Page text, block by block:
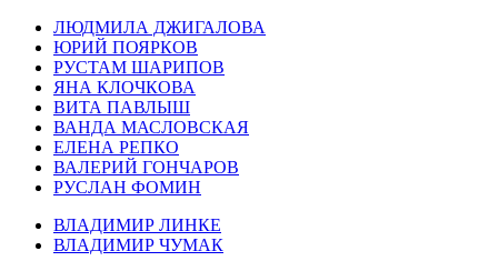
ЛЮДМИЛА ДЖИГАЛОВА
ЮРИЙ ПОЯРКОВ
РУСТАМ ШАРИПОВ
ЯНА КЛОЧКОВА
ВИТА ПАВЛЫШ
ВАНДА МАСЛОВСКАЯ
ЕЛЕНА РЕПКО
ВАЛЕРИЙ ГОНЧАРОВ
РУСЛАН ФОМИН
ВЛАДИМИР ЛИНКЕ
ВЛАДИМИР ЧУМАК